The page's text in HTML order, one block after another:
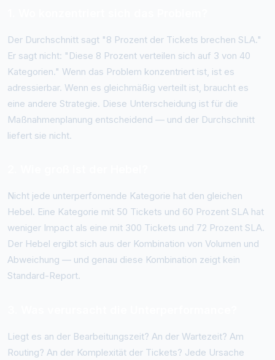
Der Durchschnitt sagt "8 Prozent der Tickets brechen SLA."
Er sagt nicht: "Diese 8 Prozent verteilen sich auf 3 von 40
Kategorien." Wenn das Problem konzentriert ist, ist es
adressierbar. Wenn es gleichmäßig verteilt ist, braucht es
eine andere Strategie. Diese Unterscheidung ist für die
Maßnahmenplanung entscheidend — und der Durchschnitt
liefert sie nicht.
Nicht jede unterperfomende Kategorie hat den gleichen
Hebel. Eine Kategorie mit 50 Tickets und 60 Prozent SLA hat
weniger Impact als eine mit 300 Tickets und 72 Prozent SLA.
Der Hebel ergibt sich aus der Kombination von Volumen und
Abweichung — und genau diese Kombination zeigt kein
Standard-Report.
Liegt es an der Bearbeitungszeit? An der Wartezeit? Am
Routing? An der Komplexität der Tickets? Jede Ursache